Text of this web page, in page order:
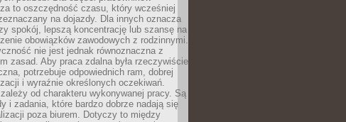
to oszczędność czasu, który wcześniej
na dojazdy. Dla innych oznacza
spokój, lepszą koncentrację lub szansę na
obowiązków zawodowych z rodzinnymi.
nie jest jednak równoznaczna z
zasad. Aby praca zdalna była rzeczywiście
potrzebuje odpowiednich ram, dobrej
i wyraźnie określonych oczekiwań.
od charakteru wykonywanej pracy. Są
i zadania, które bardzo dobrze nadają się
poza biurem. Dotyczy to między